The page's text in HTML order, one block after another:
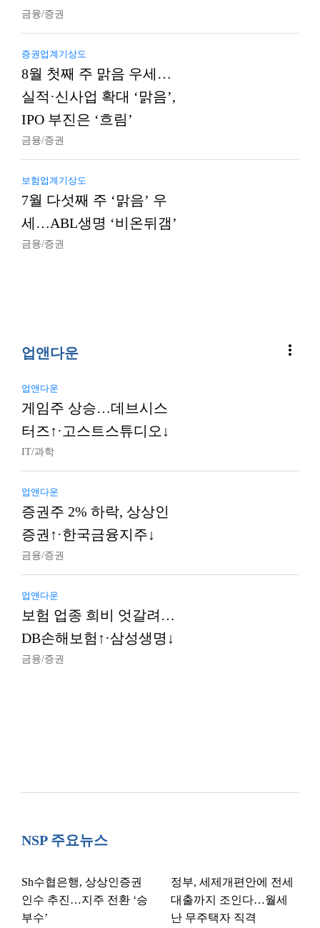
금융/증권
증권업계기상도
8월 첫째 주 맑음 우세…
실적·신사업 확대 ‘맑음’,
IPO 부진은 ‘흐림’
금융/증권
보험업계기상도
7월 다섯째 주 ‘맑음’ 우
세…ABL생명 ‘비온뒤갬’
금융/증권
업앤다운 more_vert
업앤다운
게임주 상승…데브시스
터즈↑·고스트스튜디오↓
IT/과학
업앤다운
증권주 2% 하락, 상상인
증권↑·한국금융지주↓
금융/증권
업앤다운
보험 업종 희비 엇갈려…
DB손해보험↑·삼성생명↓
금융/증권
NSP 주요뉴스
Sh수협은행, 상상인증권
인수 추진…지주 전환 ‘승
부수’
정부, 세제개편안에 전세
대출까지 조인다…월세
난 무주택자 직격